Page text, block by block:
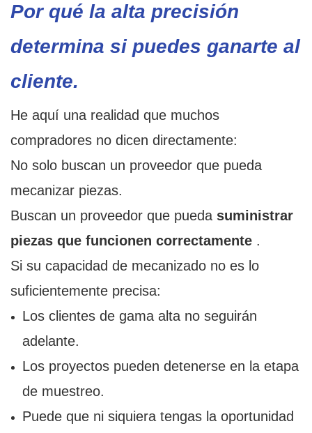
Por qué la alta precisión
determina si puedes ganarte al
cliente.
He aquí una realidad que muchos
compradores no dicen directamente:
No solo buscan un proveedor que pueda
mecanizar piezas.
Buscan un proveedor que pueda suministrar
piezas que funcionen correctamente .
Si su capacidad de mecanizado no es lo
suficientemente precisa:
Los clientes de gama alta no seguirán
adelante.
Los proyectos pueden detenerse en la etapa
de muestreo.
Puede que ni siquiera tengas la oportunidad